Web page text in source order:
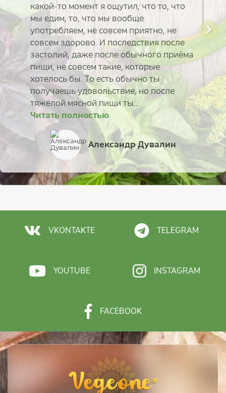
какой-то момент я ощутил, что то, что
мы едим, то, что мы вообще
употребляем, не совсем приятно, не
совсем здорово. И последствия после
застолий, даже после обычного приёма
пищи, не совсем такие, которые
хотелось бы. То есть обычно ты
получаешь удовольствие, но после
тяжёлой мясной пищи ты...
Читать полностью
Александр Дувалин
Читать полностью
Дарья Рынкова
Читать полностью
Ирина Ковалёва
Читать полностью
Филипп Масалов
Читать полностью
Сабина Вирабян
Читать полностью
Ирина Павловская
Читать полностью
Алина Тимонина
Читать полностью
Виктория
VKONTAKTE TELEGRAM
YOUTUBE INSTAGRAM
FACEBOOK